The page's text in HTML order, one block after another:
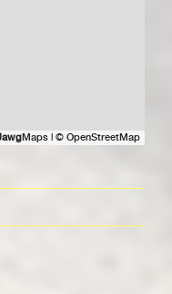
Maps | © OpenStreetMap